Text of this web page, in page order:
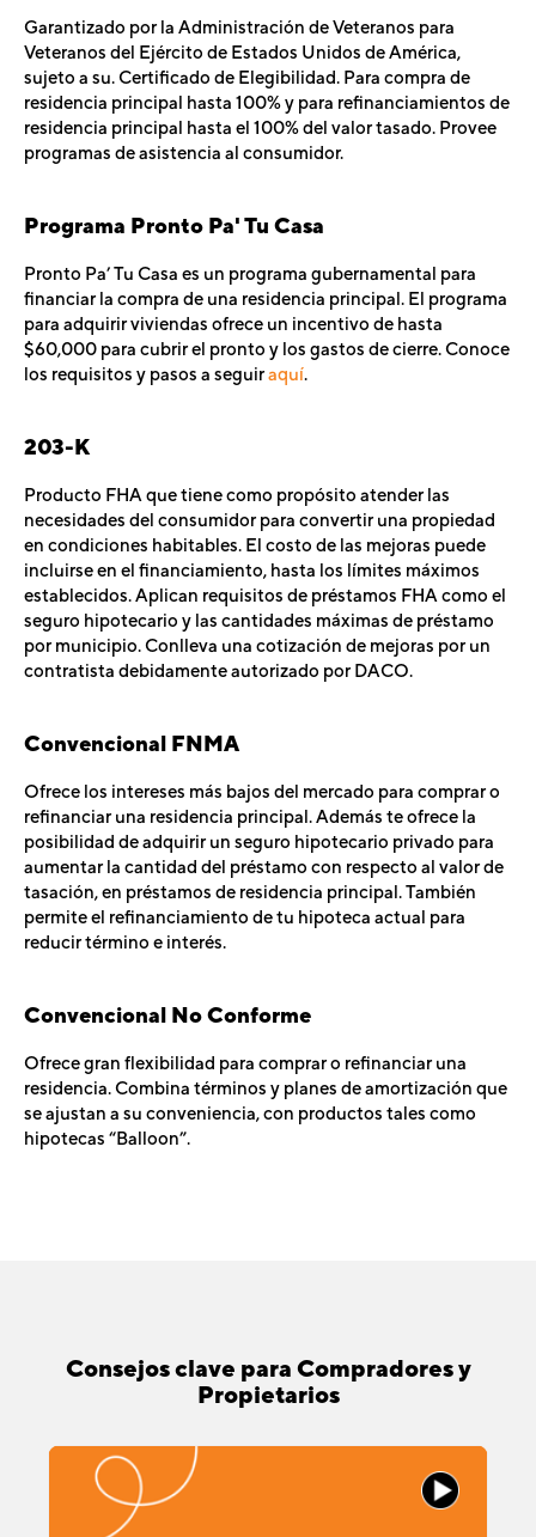
Garantizado por la Administración de Veteranos para
Veteranos del Ejército de Estados Unidos de América,
sujeto a su. Certificado de Elegibilidad. Para compra de
residencia principal hasta 100% y para refinanciamientos de
residencia principal hasta el 100% del valor tasado. Provee
programas de asistencia al consumidor.
Programa Pronto Pa' Tu Casa
Pronto Pa’ Tu Casa es un programa gubernamental para
financiar la compra de una residencia principal. El programa
para adquirir viviendas ofrece un incentivo de hasta
$60,000 para cubrir el pronto y los gastos de cierre. Conoce
los requisitos y pasos a seguiraquí.
203-K
Producto FHA que tiene como propósito atender las
necesidades del consumidor para convertir una propiedad
en condiciones habitables. El costo de las mejoras puede
incluirse en el financiamiento, hasta los límites máximos
establecidos. Aplican requisitos de préstamos FHA como el
seguro hipotecario y las cantidades máximas de préstamo
por municipio. Conlleva una cotización de mejoras por un
contratista debidamente autorizado por DACO.
Convencional FNMA
Ofrece los intereses más bajos del mercado para comprar o
refinanciar una residencia principal. Además te ofrece la
posibilidad de adquirir un seguro hipotecario privado para
aumentar la cantidad del préstamo con respecto al valor de
tasación, en préstamos de residencia principal. También
permite el refinanciamiento de tu hipoteca actual para
reducir término e interés.
Convencional No Conforme
Ofrece gran flexibilidad para comprar o refinanciar una
residencia. Combina términos y planes de amortización que
se ajustan a su conveniencia, con productos tales como
hipotecas “Balloon”.
Consejos clave para Compradores y
Propietarios